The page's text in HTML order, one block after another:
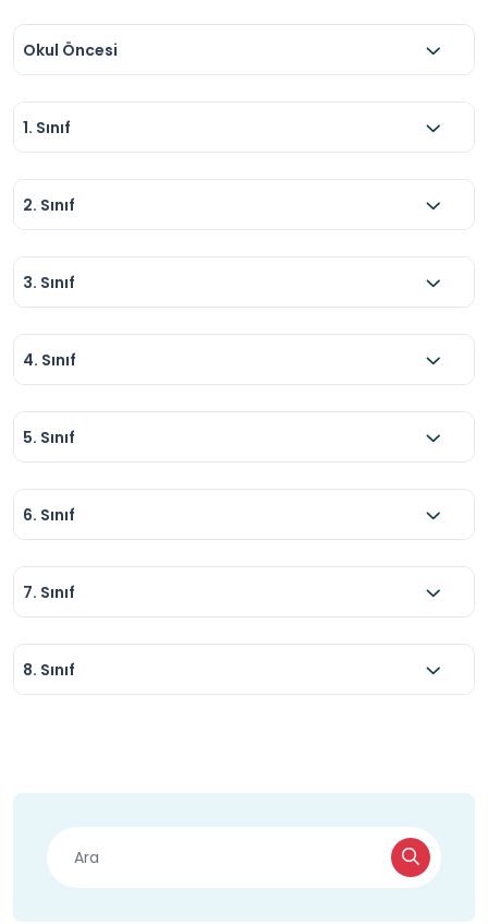
Okul Öncesi
1. Sınıf
2. Sınıf
3. Sınıf
4. Sınıf
5. Sınıf
6. Sınıf
7. Sınıf
8. Sınıf